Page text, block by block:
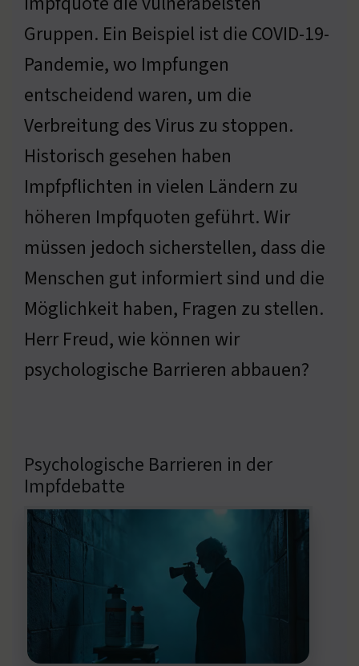
Gruppen. Ein Beispiel ist die COVID-19-
Pandemie, wo Impfungen
entscheidend waren, um die
Verbreitung des Virus zu stoppen.
Historisch gesehen haben
Impfpflichten in vielen Ländern zu
höheren Impfquoten geführt. Wir
müssen jedoch sicherstellen, dass die
Menschen gut informiert sind und die
Möglichkeit haben, Fragen zu stellen.
Herr Freud, wie können wir
psychologische Barrieren abbauen?
Psychologische Barrieren in der
Impfdebatte